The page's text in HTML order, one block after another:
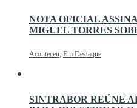
NOTA OFICIAL
MIGUEL TORRES
Aconteceu, Em Destaque
SINTRABOR REÚNE